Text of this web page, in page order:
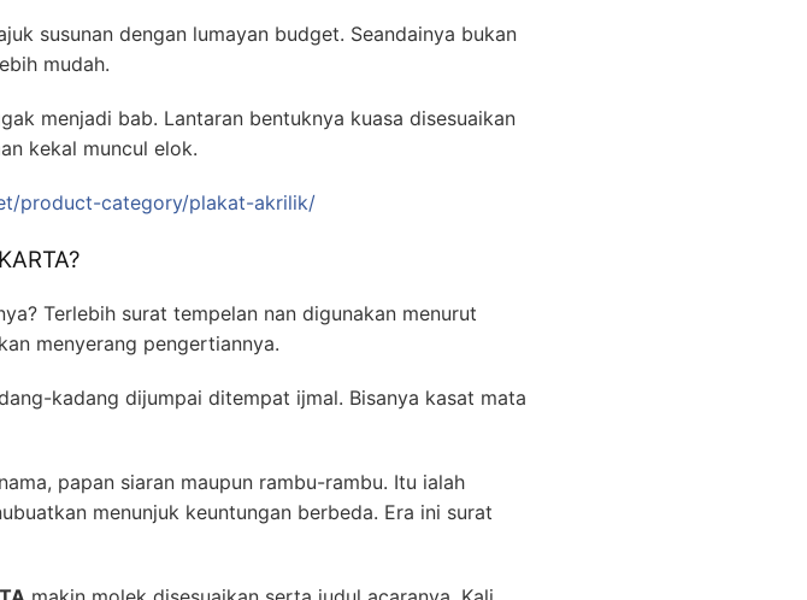
susunan dengan lumayan budget. Seandainya bukan
mudah.
menjadi bab. Lantaran bentuknya kuasa disesuaikan
kekal muncul elok.
product-category/plakat-akrilik/
Terlebih surat tempelan nan digunakan menurut
menyerang pengertiannya.
kadang dijumpai ditempat ijmal. Bisanya kasat mata
papan siaran maupun rambu-rambu. Itu ialah
menunjuk keuntungan berbeda. Era ini surat